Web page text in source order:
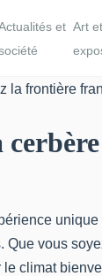
et Art et
vous
climat